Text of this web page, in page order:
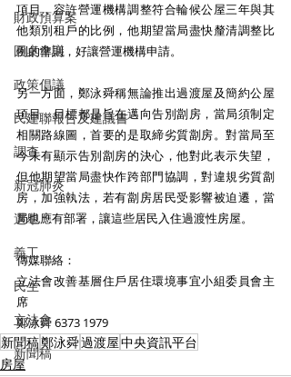
財政預算案
圓桌會議
政策倡議
民建聯報告及建議書
調查
新冠肺炎
選舉
義工
民生
立法會
新聞稿
項目，容許營運機構調整符合輪候公屋三年與其
他類別租戶的比例，他期望當局盡快釐清調整比
例的準則，好讓營運機構申請。
另一方面，鄭泳舜稱無論推出過渡屋及簡約公屋
項目，目標都是旨在邁向告別劏房，當局須制定
相關路線圖，首要的是取締劣質劏房。對當局至
今未有顯示告別劏房的決心，他對此表示失望，
但他期望當局盡快作跨部門協調，對違規劣質劏
房，加強執法，若有劏房居民受影響被迫遷，當
局也應有部署，讓這些居民入住過渡性房屋。
傳媒聯絡：
立法會改善基層住戶居住環境事宜小組委員會主
席
鄭泳舜 6373 1979
新聞稿鄭泳舜過渡屋中央資訊平台
房屋